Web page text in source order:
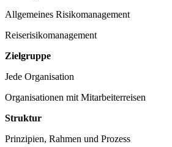
Allgemeines Risikomanagement
Reiserisikomanagement
Zielgruppe
Jede Organisation
Organisationen mit Mitarbeiterreisen
Struktur
Prinzipien, Rahmen und Prozess